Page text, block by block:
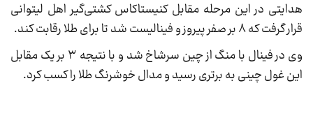
هدایتی در این مرحله مقابل کنیستاکاس کشتی‌گیر اهل لیتوانی
قرار گرفت که ۸ بر صفر پیروز و فینالیست شد تا برای طلا رقابت کند.
وی در فینال با منگ از چین سرشاخ شد و با نتیجه ۳ بر یک مقابل
این غول چینی به برتری رسید و مدال خوشرنگ طلا را کسب کرد.